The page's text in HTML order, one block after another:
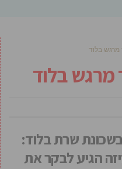
מרגש בלוד
מרגש בלוד
שרת בלוד:
הגיע לבקר את